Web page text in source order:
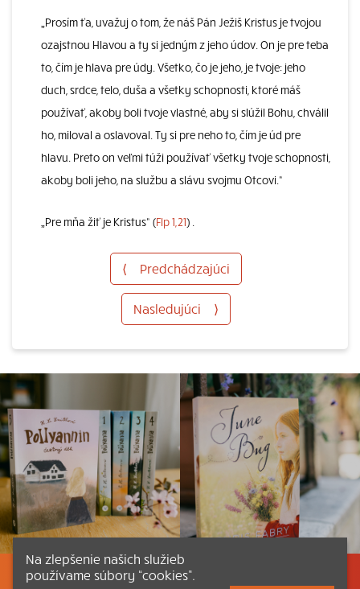
„Prosím ťa, uvažuj o tom, že náš Pán Ježiš Kristus je tvojou
ozajstnou Hlavou a ty si jedným z jeho údov. On je pre teba
to, čím je hlava pre údy. Všetko, čo je jeho, je tvoje: jeho
duch, srdce, telo, duša a všetky schopnosti, ktoré máš
používať, akoby boli tvoje vlastné, aby si slúžil Bohu, chválil
ho, miloval a oslavoval. Ty si pre neho to, čím je úd pre
hlavu. Preto on veľmi túži používať všetky tvoje schopnosti,
akoby boli jeho, na službu a slávu svojmu Otcovi.“
„Pre mňa žiť je Kristus“ (Flp 1,21) .
⟨ Predchádzajúci
Nasledujúci ⟩
Listovať Obsah Dokumenty a články
Na zlepšenie našich služieb
používame súbory “cookies”.